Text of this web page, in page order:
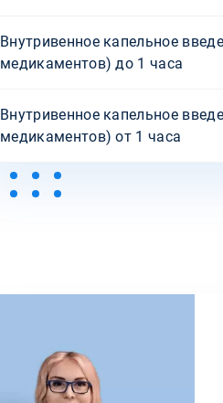
Внутривенное капельное
медикаментов) до 1 часа
Внутривенное капельное
медикаментов) от 1 часа